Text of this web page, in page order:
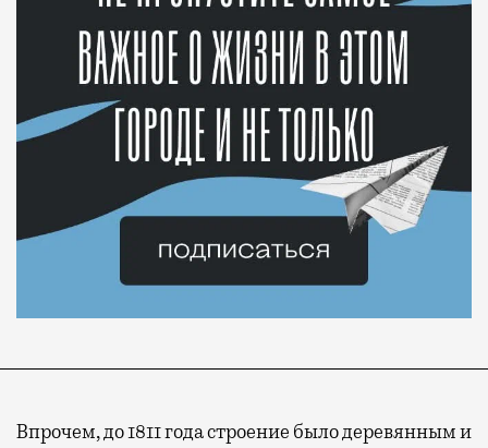
Впрочем, до 1811 года строение было деревянным и